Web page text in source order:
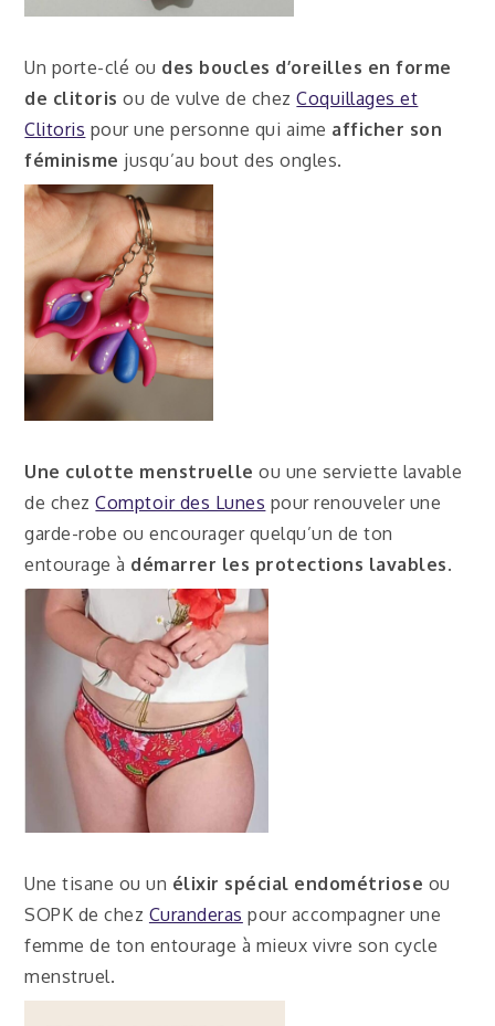
Un porte-clé ou des boucles d’oreilles en forme
de clitorisou de vulve de chezCoquillages et
Clitoris pour une personne qui aime afficher son
féminisme jusqu’au bout des ongles.
Une culotte menstruelleou une serviette lavable
de chezComptoir des Lunes pour renouveler une
garde-robe ou encourager quelqu’un de ton
entourage à démarrer les protections lavables.
Une tisane ou un élixir spécial endométriose ou
SOPK de chez Curanderas pour accompagner une
femme de ton entourage à mieux vivre son cycle
menstruel.